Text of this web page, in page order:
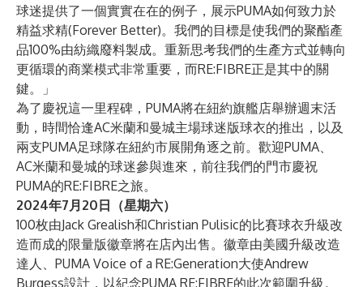
球迷提供了一個實實在在的例子，展示PUMA如何致力於
精益求精(Forever Better)。我們的目標是使我們的聚酯產
品100%由紡織廢料製成。重新思考我們的生產方式並轉向
更循環的商業模式非常重要，而RE:FIBRE正是其中的關
鍵。」
為了慶祝這一里程碑，PUMA將在紐約旗艦店舉辦週末活
動，時間恰逢AC米蘭和曼城主場球迷版球衣的推出，以及
兩支PUMA足球隊在紐約市展開角逐之前。歡迎PUMA、
AC米蘭和曼城的球迷參與進來，前往我們的門市慶祝
PUMA的RE:FIBRE之旅。
2024年7月20日（星期六）
100枚由Jack Grealish和Christian Pulisic的比賽球衣升級改
造而成的限量版徽章將在店內出售。徽章由美國升級改造
達人、 PUMA Voice of a RE:Generation大使Andrew
Burgess設計，以紀念PUMA RE:FIBRE的此次範圍升級。